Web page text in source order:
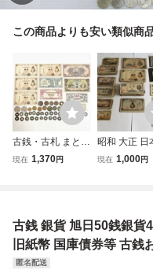
この商品よりも安い類似商
古銭・古札 まとめ
てセット 10枚 総
元寶/当五十銅元/
穴銭 他
現在 1,370円
昭和 大正 日
幣 銭札 古札
現在 1,000円
古銭 銀貨 旭日50銭銀貨
旧紙幣 国庫債券等 古銭
匿名配送